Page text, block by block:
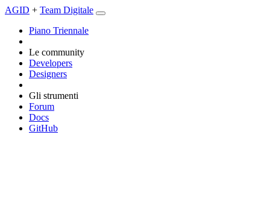
AGID + Team Digitale
Piano Triennale
Le community
Developers
Designers
Gli strumenti
Forum
Docs
GitHub